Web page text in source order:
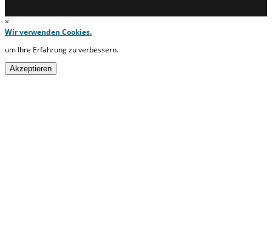
×
Wir verwenden Cookies.
um Ihre Erfahrung zu verbessern.
Akzeptieren